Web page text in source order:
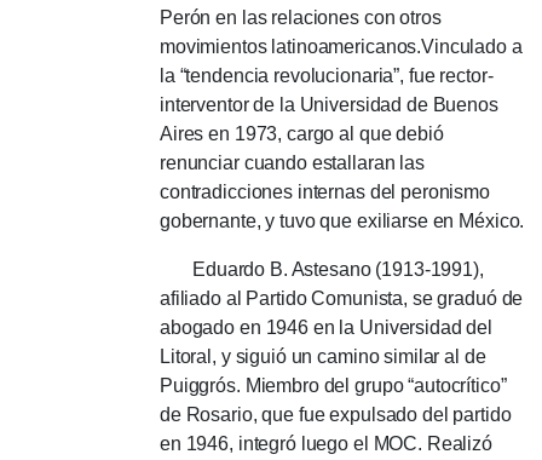
Perón en las relaciones con otros
movimientos latinoamericanos.Vinculado a
la “tendencia revolucionaria”, fue rector-
interventor de la Universidad de Buenos
Aires en 1973, cargo al que debió
renunciar cuando estallaran las
contradicciones internas del peronismo
gobernante, y tuvo que exiliarse en México.
Eduardo B. Astesano (1913-1991),
afiliado al Partido Comunista, se graduó de
abogado en 1946 en la Universidad del
Litoral, y siguió un camino similar al de
Puiggrós. Miembro del grupo “autocrítico”
de Rosario, que fue expulsado del partido
en 1946, integró luego el MOC. Realizó